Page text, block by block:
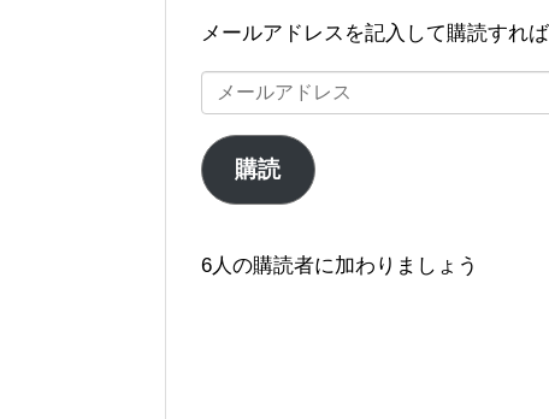
メールアドレスを記入して購読すれ
ー
ル
ア
レ
購読
6人の購読者に加わりましょう